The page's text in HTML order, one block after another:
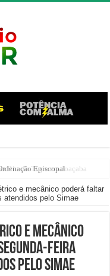
Episcopal
e mecânico poderá faltar
atendidos pelo Simae
e mecânico
feira
pelo Simae